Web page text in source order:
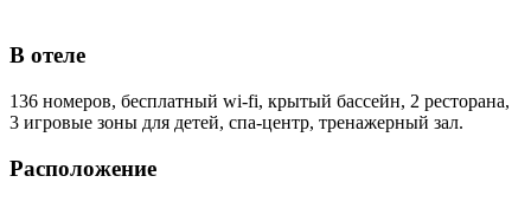
В отеле
136 номеров, бесплатный wi-fi, крытый бассейн, 2 ресторана,
3 игровые зоны для детей, спа-центр, тренажерный зал.
Расположение